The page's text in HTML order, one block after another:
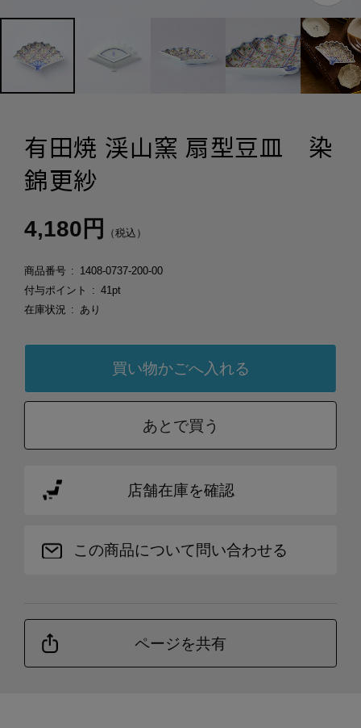
有田焼 渓山窯 扇型豆皿 染
錦更紗
4,180円 （税込）
商品番号
1408-0737-200-00
付与ポイント
41pt
在庫状況
あり
あとで買う
店舗在庫を確認
この商品について問い合わせる
ページを共有